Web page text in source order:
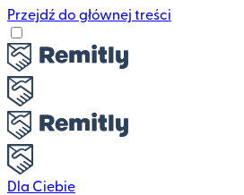
Przejdź do głównej treści
Dla Ciebie